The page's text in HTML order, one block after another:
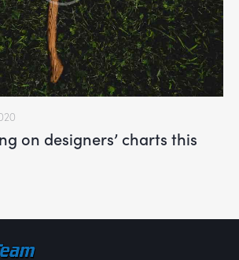
on designers’ charts this